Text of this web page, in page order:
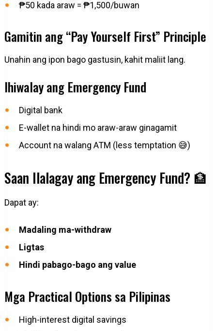
₱50 kada araw = ₱1,500/buwan
Gamitin ang “Pay Yourself First” Principle
Unahin ang ipon bago gastusin, kahit maliit lang.
Ihiwalay ang Emergency Fund
Digital bank
E-wallet na hindi mo araw-araw ginagamit
Account na walang ATM (less temptation 😅)
Saan Ilalagay ang Emergency Fund? 🏦
Dapat ay:
Madaling ma-withdraw
Ligtas
Hindi pabago-bago ang value
Mga Practical Options sa Pilipinas
High-interest digital savings